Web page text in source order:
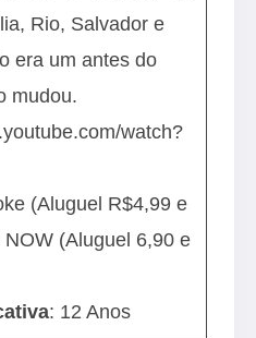
Rio, Salvador e
era um antes do
mudou.
watch?
(Aluguel R$4,99 e
(Aluguel 6,90 e
: 12 Anos